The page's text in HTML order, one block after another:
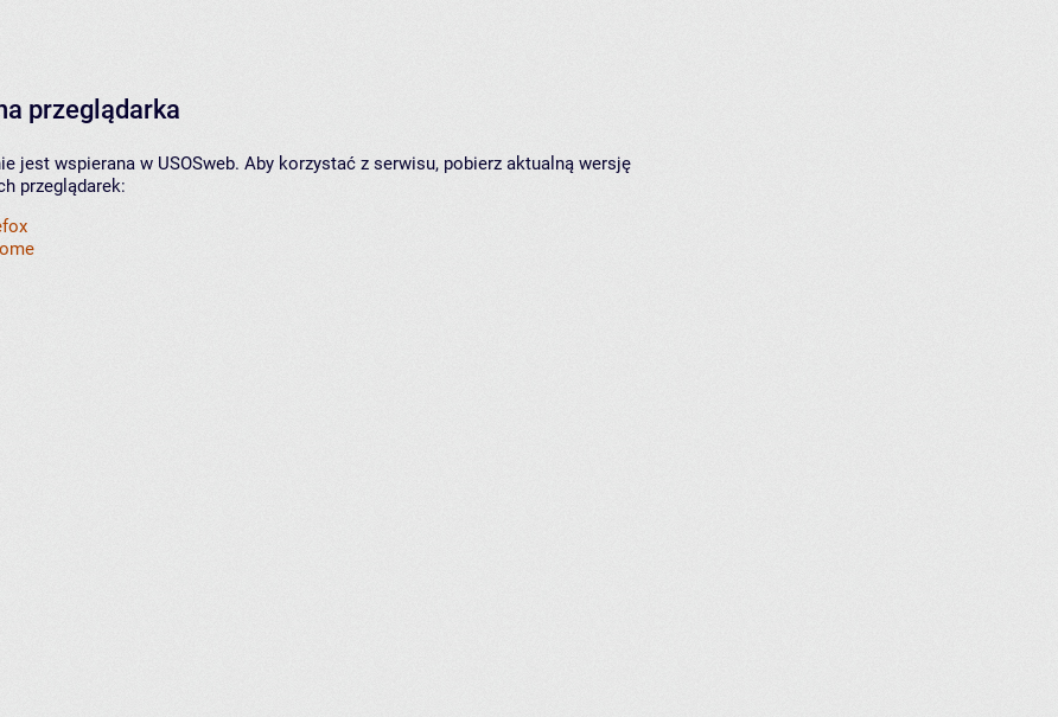
przeglądarka
jest wspierana w USOSweb. Aby korzystać z serwisu, pobierz aktualną wersję
przeglądarek: